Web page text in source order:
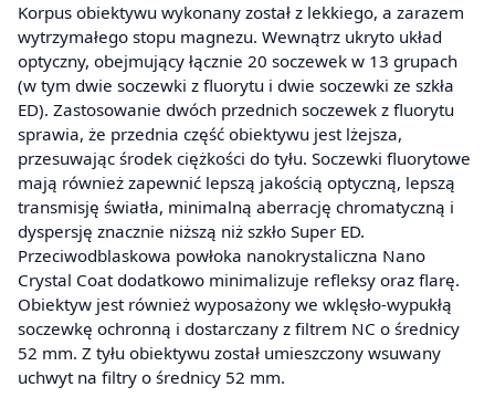
Korpus obiektywu wykonany został z lekkiego, a zarazem
wytrzymałego stopu magnezu. Wewnątrz ukryto układ
optyczny, obejmujący łącznie 20 soczewek w 13 grupach
(w tym dwie soczewki z fluorytu i dwie soczewki ze szkła
ED). Zastosowanie dwóch przednich soczewek z fluorytu
sprawia, że przednia część obiektywu jest lżejsza,
przesuwając środek ciężkości do tyłu. Soczewki fluorytowe
mają również zapewnić lepszą jakością optyczną, lepszą
transmisję światła, minimalną aberrację chromatyczną i
dyspersję znacznie niższą niż szkło Super ED.
Przeciwodblaskowa powłoka nanokrystaliczna Nano
Crystal Coat dodatkowo minimalizuje refleksy oraz flarę.
Obiektyw jest również wyposażony we wklęsło-wypukłą
soczewkę ochronną i dostarczany z filtrem NC o średnicy
52 mm. Z tyłu obiektywu został umieszczony wsuwany
uchwyt na filtry o średnicy 52 mm.